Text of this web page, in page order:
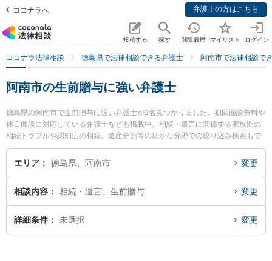
ココナラへ 弁護士の方はこちら
投稿する 探す 閲覧履歴 マイリスト ログイン
ココナラ法律相談 徳島県で法律相談できる弁護士 阿南市で法律相談で
阿南市の生前贈与に強い弁護士
徳島県の阿南市で生前贈与に強い弁護士が2名見つかりました。初回面談無料や
休日面談に対応している弁護士なども掲載中。相続・遺言に関係する家族間の
相続トラブルや認知症の相続、遺産分割等の細かな分野での絞り込み検索もで
き便利です。特にパシィフィコ法律事務所の大八木 孝弁護士やあなん共同法律
事務所の立石 量彦弁護士のプロフィール情報や弁護士費用、強みなどが注目さ
検索したい』『初回相談無料で生前贈与を法律相談できる阿南市内の弁護士に
相談予約したい』などでお困りの相談者さんにおすすめです。
エリア 徳島県、阿南市 変更
相談内容 相続・遺言、生前贈与 変更
詳細条件 未選択 変更